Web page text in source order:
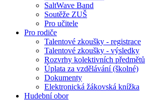
SaltWave Band
Soutěže ZUŠ
Pro učitele
Pro rodiče
Talentové zkoušky - registrace
Talentové zkoušky - výsledky
Rozvrhy kolektivních předmětů
Úplata za vzdělávání (školné)
Dokumenty
Elektronická žákovská knížka
Hudební obor